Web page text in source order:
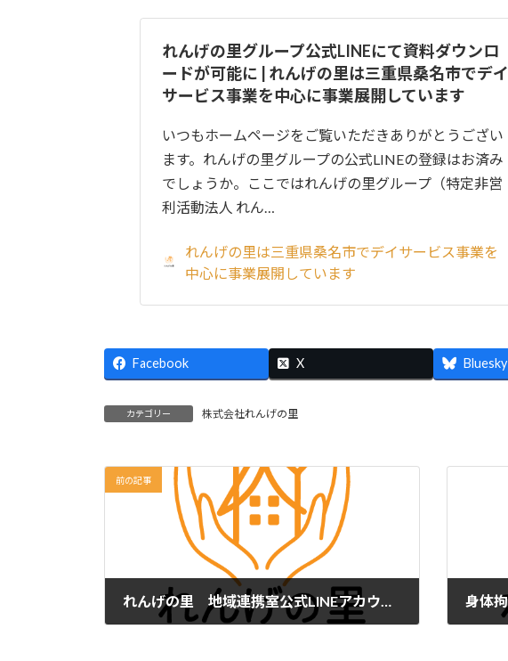
れんげの里グループ公式LINEにて資料ダウンロ
ードが可能に | れんげの里は三重県桑名市でデイ
サービス事業を中心に事業展開しています
いつもホームページをご覧いただきありがとうござい
ます。れんげの里グループの公式LINEの登録はお済み
でしょうか。ここではれんげの里グループ（特定非営
利活動法人 れん…
れんげの里は三重県桑名市でデイサービス事業を
中心に事業展開しています
Facebook X Bluesky
カテゴリー 株式会社れんげの里
前の記事